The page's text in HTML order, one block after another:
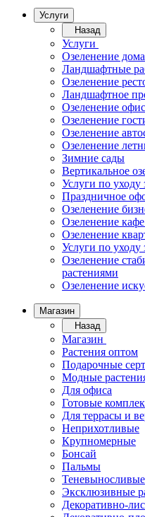
Услуги
Назад
Услуги
Озеленение дома
Ландшафтные
Озеленение
Ландшафтное
Озеленение
Озеленение
Озеленение
Озеленение
Зимние сады
Вертикальное
Услуги по уходу
Праздничное
Озеленение
Озеленение
Озеленение
Услуги по уходу
Озеленение
растениями
Озеленение
Магазин
Назад
Магазин
Растения оптом
Подарочные
Модные
Для офиса
Готовые
Для террасы и
Неприхотливые
Крупномерные
Бонсай
Пальмы
Теневыносливые
Эксклюзивные
Декоративно-